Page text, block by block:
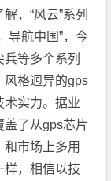
，“风云”系列
导航中国”，今
等多个系列
风格迥异的gps
术实力。据业
盖了从gps芯片
市场上多用
样，相信以技